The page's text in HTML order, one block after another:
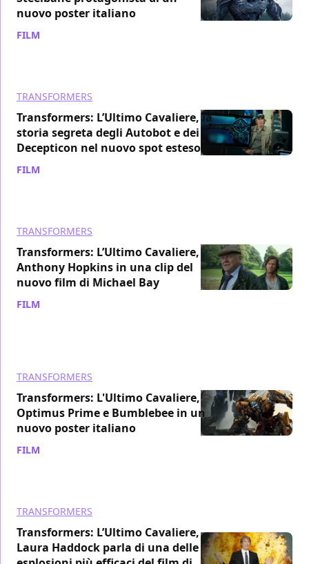
nuovo poster italiano
FILM
TRANSFORMERS
Transformers: L’Ultimo Cavaliere, la
storia segreta degli Autobot e dei
Decepticon nel nuovo spot esteso
FILM
TRANSFORMERS
Transformers: L’Ultimo Cavaliere,
Anthony Hopkins in una clip del
nuovo film di Michael Bay
FILM
TRANSFORMERS
Transformers: L'Ultimo Cavaliere,
Optimus Prime e Bumblebee in un
nuovo poster italiano
FILM
TRANSFORMERS
Transformers: L’Ultimo Cavaliere,
Laura Haddock parla di una delle